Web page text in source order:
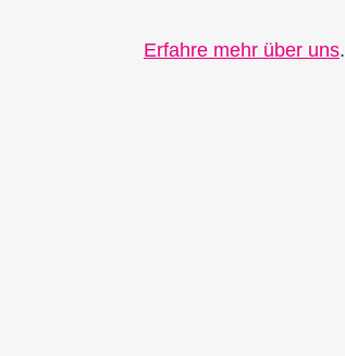
Erfahre mehr über uns.